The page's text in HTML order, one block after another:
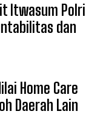
Itwasum Polri
dan
Home Care
Daerah Lain